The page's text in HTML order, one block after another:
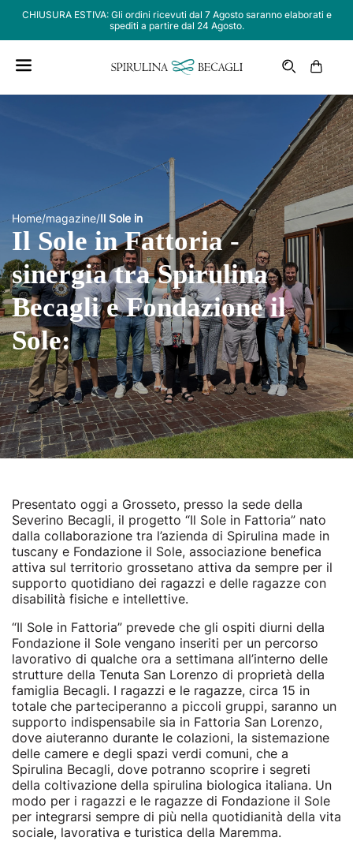
CHIUSURA ESTIVA: Gli ordini ricevuti dal 7 Agosto saranno elaborati e
spediti a partire dal 24 Agosto.
Carrello
Home/magazine/Il Sole in
Il Sole in Fattoria -
sinergia tra Spirulina
Becagli e Fondazione il
Sole:
Presentato oggi a Grosseto, presso la sede della
Severino Becagli, il progetto “Il Sole in Fattoria” nato
dalla collaborazione tra l’azienda di Spirulina made in
tuscany e Fondazione il Sole, associazione benefica
attiva sul territorio grossetano attiva da sempre per il
supporto quotidiano dei ragazzi e delle ragazze con
disabilità fisiche e intellettive.
“Il Sole in Fattoria” prevede che gli ospiti diurni della
Fondazione il Sole vengano inseriti per un percorso
lavorativo di qualche ora a settimana all’interno delle
strutture della Tenuta San Lorenzo di proprietà della
famiglia Becagli. I ragazzi e le ragazze, circa 15 in
totale che parteciperanno a piccoli gruppi, saranno un
supporto indispensabile sia in Fattoria San Lorenzo,
dove aiuteranno durante le colazioni, la sistemazione
delle camere e degli spazi verdi comuni, che a
Spirulina Becagli, dove potranno scoprire i segreti
della coltivazione della spirulina biologica italiana. Un
modo per i ragazzi e le ragazze di Fondazione il Sole
per integrarsi sempre di più nella quotidianità della vita
sociale, lavorativa e turistica della Maremma.